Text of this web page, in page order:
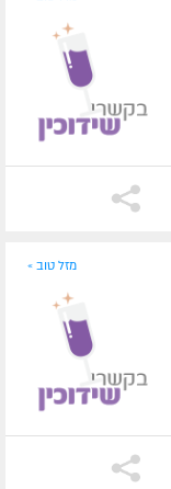
מזל טוב »